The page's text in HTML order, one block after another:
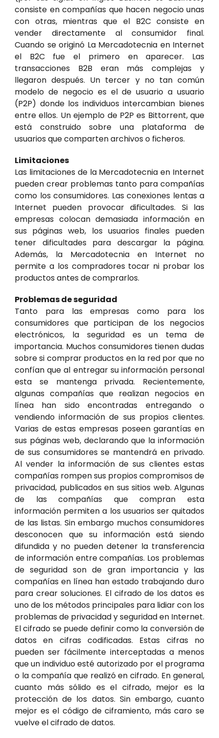
consiste en compañías que hacen negocio unas
con otras, mientras que el B2C consiste en
vender directamente al consumidor final.
Cuando se originó La Mercadotecnia en Internet
el B2C fue el primero en aparecer. Las
transacciones B2B eran más complejas y
llegaron después. Un tercer y no tan común
modelo de negocio es el de usuario a usuario
(P2P) donde los individuos intercambian bienes
entre ellos. Un ejemplo de P2P es Bittorrent, que
está construido sobre una plataforma de
usuarios que comparten archivos o ficheros.
Limitaciones
Las limitaciones de la Mercadotecnia en Internet
pueden crear problemas tanto para compañías
como los consumidores. Las conexiones lentas a
Internet pueden provocar dificultades. Si las
empresas colocan demasiada información en
sus páginas web, los usuarios finales pueden
tener dificultades para descargar la página.
Además, la Mercadotecnia en Internet no
permite a los compradores tocar ni probar los
productos antes de comprarlos.
Problemas de seguridad
Tanto para las empresas como para los
consumidores que participan de los negocios
electrónicos, la seguridad es un tema de
importancia. Muchos consumidores tienen dudas
sobre si comprar productos en la red por que no
confían que al entregar su información personal
esta se mantenga privada. Recientemente,
algunas compañías que realizan negocios en
línea han sido encontradas entregando o
vendiendo información de sus propios clientes.
Varias de estas empresas poseen garantías en
sus páginas web, declarando que la información
de sus consumidores se mantendrá en privado.
Al vender la información de sus clientes estas
compañías rompen sus propios compromisos de
privacidad, publicados en sus sitios web. Algunas
de las compañías que compran esta
información permiten a los usuarios ser quitados
de las listas. Sin embargo muchos consumidores
desconocen que su información está siendo
difundida y no pueden detener la transferencia
de información entre compañías. Los problemas
de seguridad son de gran importancia y las
compañías en línea han estado trabajando duro
para crear soluciones. El cifrado de los datos es
uno de los métodos principales para lidiar con los
problemas de privacidad y seguridad en Internet.
El cifrado se puede definir como la conversión de
datos en cifras codificadas. Estas cifras no
pueden ser fácilmente interceptadas a menos
que un individuo esté autorizado por el programa
o la compañía que realizó en cifrado. En general,
cuanto más sólido es el cifrado, mejor es la
protección de los datos. Sin embargo, cuanto
mejor es el código de ciframiento, más caro se
vuelve el cifrado de datos.